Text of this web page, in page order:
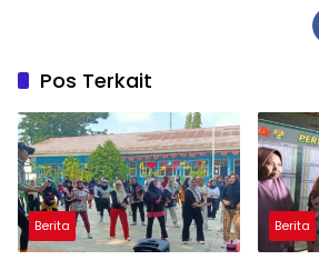
Pos Terkait
Berita Berita